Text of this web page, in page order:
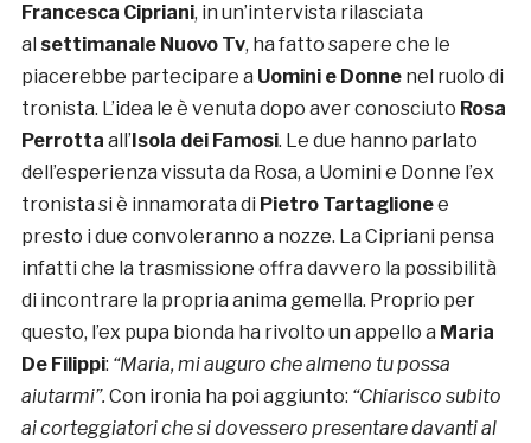
Francesca Cipriani, in un’intervista rilasciata
al settimanale Nuovo Tv, ha fatto sapere che le
piacerebbe partecipare a Uomini e Donne nel ruolo di
tronista. L’idea le è venuta dopo aver conosciuto Rosa
Perrotta all’ Isola dei Famosi. Le due hanno parlato
dell’esperienza vissuta da Rosa, a Uomini e Donne l’ex
tronista si è innamorata di Pietro Tartaglionee
presto i due convoleranno a nozze. La Cipriani pensa
infatti che la trasmissione offra davvero la possibilità
di incontrare la propria anima gemella. Proprio per
questo, l’ex pupa bionda ha rivolto un appello a Maria
De Filippi: “Maria, mi auguro che almeno tu possa
aiutarmi”. Con ironia ha poi aggiunto: “Chiarisco subito
ai corteggiatori che si dovessero presentare davanti al